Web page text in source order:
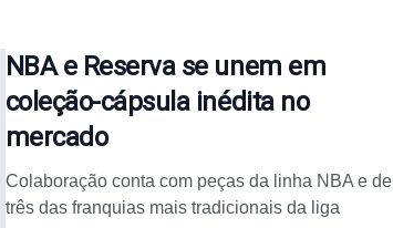
NBA e Reserva se unem em
coleção-cápsula inédita no
mercado
Colaboração conta com peças da linha NBA e de
três das franquias mais tradicionais da liga